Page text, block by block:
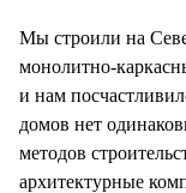
Мы строили на
монолитно-
и нам
домов нет
методов
архитектурные